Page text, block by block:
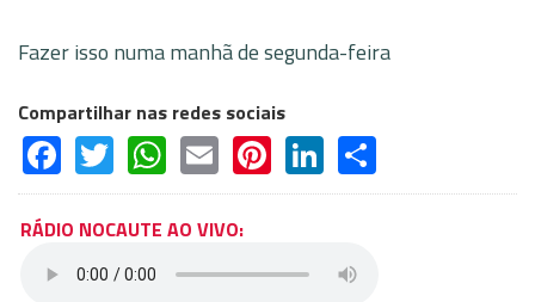
Fazer isso numa manhã de segunda-feira
Compartilhar nas redes sociais
Facebook
TwitterWhatsApp
EmailPinterest
LinkedIn
RÁDIO NOCAUTE AO VIVO: